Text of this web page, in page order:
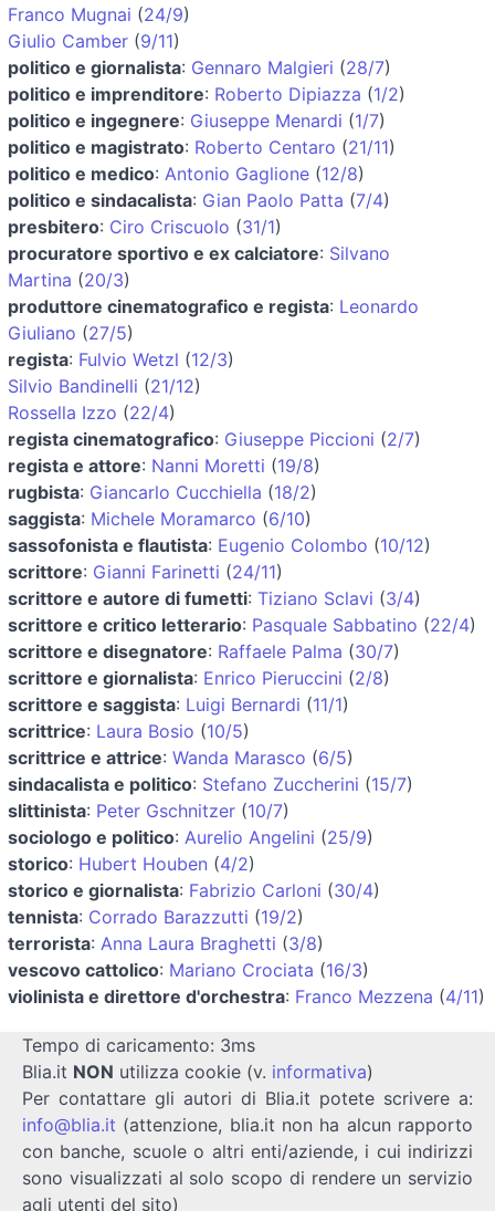
Franco Mugnai (24/9)
Giulio Camber (9/11)
politico e giornalista: Gennaro Malgieri (28/7)
politico e imprenditore: Roberto Dipiazza (1/2)
politico e ingegnere: Giuseppe Menardi (1/7)
politico e magistrato: Roberto Centaro (21/11)
politico e medico: Antonio Gaglione (12/8)
politico e sindacalista: Gian Paolo Patta (7/4)
presbitero: Ciro Criscuolo (31/1)
procuratore sportivo e ex calciatore: Silvano
Martina (20/3)
produttore cinematografico e regista: Leonardo
Giuliano (27/5)
regista: Fulvio Wetzl (12/3)
Silvio Bandinelli (21/12)
Rossella Izzo (22/4)
regista cinematografico: Giuseppe Piccioni (2/7)
regista e attore: Nanni Moretti (19/8)
rugbista: Giancarlo Cucchiella (18/2)
saggista: Michele Moramarco (6/10)
sassofonista e flautista: Eugenio Colombo (10/12)
scrittore: Gianni Farinetti (24/11)
scrittore e autore di fumetti: Tiziano Sclavi (3/4)
scrittore e critico letterario: Pasquale Sabbatino (22/4)
scrittore e disegnatore: Raffaele Palma (30/7)
scrittore e giornalista: Enrico Pieruccini (2/8)
scrittore e saggista: Luigi Bernardi (11/1)
scrittrice: Laura Bosio (10/5)
scrittrice e attrice: Wanda Marasco (6/5)
sindacalista e politico: Stefano Zuccherini (15/7)
slittinista: Peter Gschnitzer (10/7)
sociologo e politico: Aurelio Angelini (25/9)
storico: Hubert Houben (4/2)
storico e giornalista: Fabrizio Carloni (30/4)
tennista: Corrado Barazzutti (19/2)
terrorista: Anna Laura Braghetti (3/8)
vescovo cattolico: Mariano Crociata (16/3)
violinista e direttore d'orchestra: Franco Mezzena (4/11)
Tempo di caricamento: 3ms
Blia.it NON utilizza cookie (v. informativa)
Per contattare gli autori di Blia.it potete scrivere a:
info@blia.it (attenzione, blia.it non ha alcun rapporto
con banche, scuole o altri enti/aziende, i cui indirizzi
sono visualizzati al solo scopo di rendere un servizio
agli utenti del sito)